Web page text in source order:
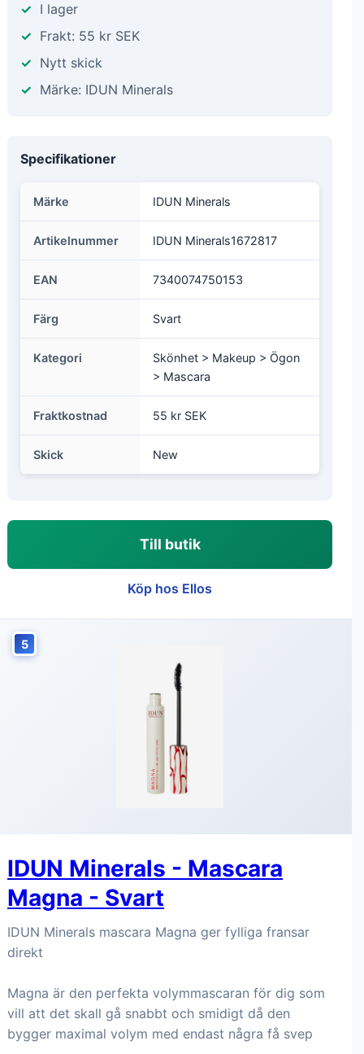
I lager
Frakt: 55 kr SEK
Nytt skick
Märke: IDUN Minerals
Specifikationer
Märke IDUN Minerals
Artikelnummer IDUN Minerals1672817
EAN 7340074750153
Färg Svart
Kategori
Skönhet > Makeup > Ögon
> Mascara
Fraktkostnad 55 kr SEK
Skick New
Till butik
Köp hos Ellos
5
IDUN Minerals - Mascara
Magna - Svart
IDUN Minerals mascara Magna ger fylliga fransar
direkt
Magna är den perfekta volymmascaran för dig som
vill att det skall gå snabbt och smidigt då den
bygger maximal volym med endast några få svep